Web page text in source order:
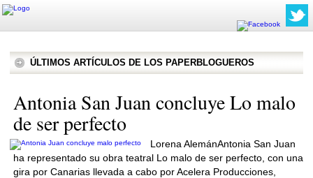
ÚLTIMOS ARTÍCULOS DE LOS PAPERBLOGUEROS
Antonia San Juan concluye Lo malo
de ser perfecto
Lorena AlemánAntonia San Juan
ha representado su obra teatral Lo malo de ser perfecto, con una
gira por Canarias llevada a cabo por Acelera Producciones,